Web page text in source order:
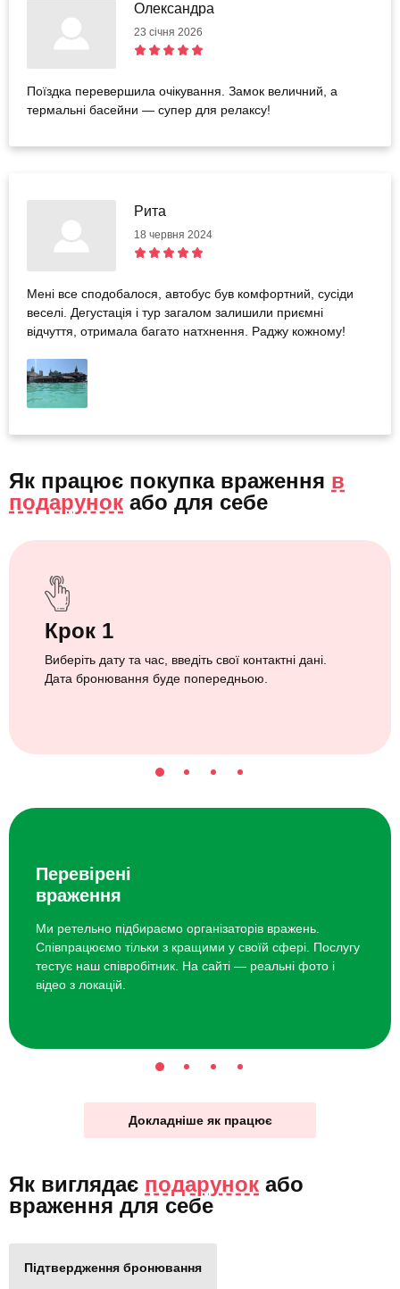
Олександра
23 січня 2026
Поїздка перевершила очікування. Замок величний, а
термальні басейни — супер для релаксу!
Рита
18 червня 2024
Мені все сподобалося, автобус був комфортний, сусіди
веселі. Дегустація і тур загалом залишили приємні
відчуття, отримала багато натхнення. Раджу кожному!
Як працює покупка враження в
подарунок або для себе
Крок 1
Виберіть дату та час, введіть свої контактні дані.
Дата бронювання буде попередньою.
Перевірені
враження
Ми ретельно підбираємо організаторів вражень.
Співпрацюємо тільки з кращими у своїй сфері. Послугу
тестує наш співробітник. На сайті — реальні фото і
відео з локацій.
Докладніше як працює
Як виглядає подарунок або
враження для себе
Підтвердження бронювання